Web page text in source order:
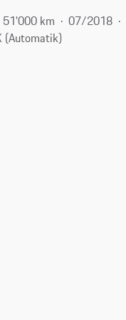
51'000 km 07/2018
(Automatik)